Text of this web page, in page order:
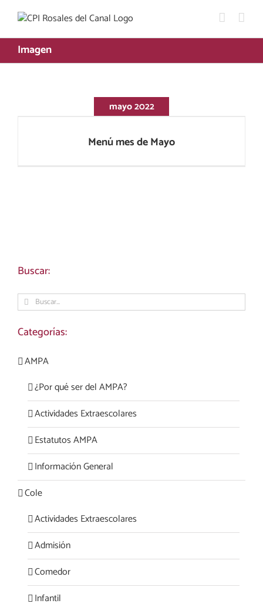
contenido
Imagen
mayo 2022
Menú mes de Mayo
Menú mes de Mayo
Buscar:
Buscar:
Categorías:
AMPA
¿Por qué ser del AMPA?
Actividades Extraescolares
Estatutos AMPA
Información General
Cole
Actividades Extraescolares
Admisión
Comedor
Infantil